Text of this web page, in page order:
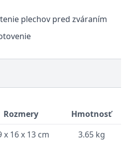
plechov pred zváraním
Rozmery
Hmotnosť
x 16 x 13 cm 3.65 kg